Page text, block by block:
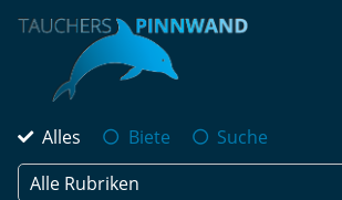
Alles Biete
Suche
Alle Rubriken